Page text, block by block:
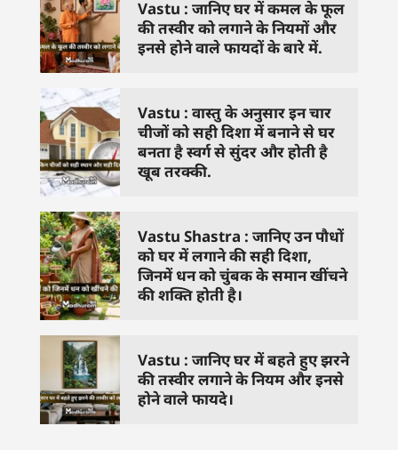
Vastu : जानिए घर में कमल के फूल
की तस्वीर को लगाने के नियमों और
इनसे होने वाले फायदों के बारे में.
Vastu : वास्तु के अनुसार इन चार
चीजों को सही दिशा में बनाने से घर
बनता है स्वर्ग से सुंदर और होती है
खूब तरक्की.
Vastu Shastra : जानिए उन पौधों
को घर में लगाने की सही दिशा,
जिनमें धन को चुंबक के समान खींचने
की शक्ति होती है।
Vastu : जानिए घर में बहते हुए झरने
की तस्वीर लगाने के नियम और इनसे
होने वाले फायदे।